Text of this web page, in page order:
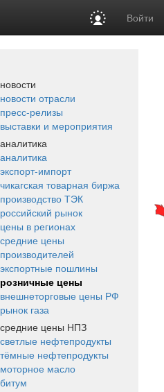
Войти
новости
новости отрасли
пресс-релизы
выставки и мероприятия
аналитика
аналитика
экспорт-импорт
чикагская товарная биржа
производство ТЭК
российский рынок
цены в регионах
средние цены
производителей
экспортные пошлины
розничные цены
внешнеторговые цены РФ
рынок газа
средние цены НПЗ
светлые нефтепродукты
тёмные нефтепродукты
моторное масло
битум